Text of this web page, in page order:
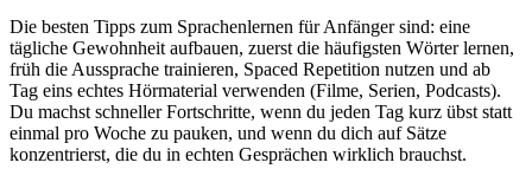
Die besten Tipps zum Sprachenlernen für Anfänger sind: eine
tägliche Gewohnheit aufbauen, zuerst die häufigsten Wörter lernen,
früh die Aussprache trainieren, Spaced Repetition nutzen und ab
Tag eins echtes Hörmaterial verwenden (Filme, Serien, Podcasts).
Du machst schneller Fortschritte, wenn du jeden Tag kurz übst statt
einmal pro Woche zu pauken, und wenn du dich auf Sätze
konzentrierst, die du in echten Gesprächen wirklich brauchst.